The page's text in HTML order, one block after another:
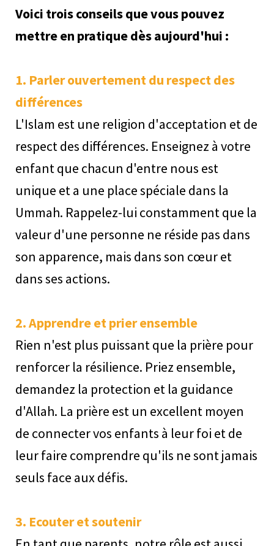
Voici trois conseils que vous pouvez
mettre en pratique dès aujourd'hui :
1. Parler ouvertement du respect des
différences
L'Islam est une religion d'acceptation et de
respect des différences. Enseignez à votre
enfant que chacun d'entre nous est
unique et a une place spéciale dans la
Ummah. Rappelez-lui constamment que la
valeur d'une personne ne réside pas dans
son apparence, mais dans son cœur et
dans ses actions.
2. Apprendre et prier ensemble
Rien n'est plus puissant que la prière pour
renforcer la résilience. Priez ensemble,
demandez la protection et la guidance
d'Allah. La prière est un excellent moyen
de connecter vos enfants à leur foi et de
leur faire comprendre qu'ils ne sont jamais
seuls face aux défis.
3. Ecouter et soutenir